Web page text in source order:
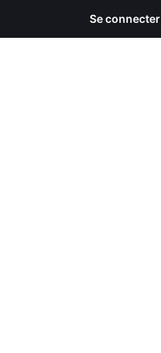
Se connecter